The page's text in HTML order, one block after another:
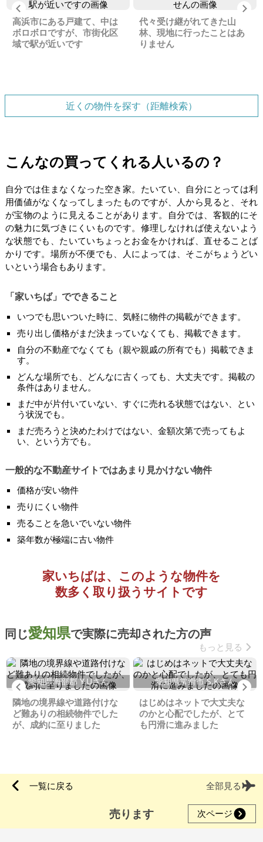
Previous
高浜市にある戸建て、中は
ボロボロですが、市街化区
域で駅が近いです
代々受け継がれてきた山
林、現地に行ったことはあ
りません
近くの物件を探す（距離検索）
こんなの買ってくれる人いるの？
自分では住まなくなった空き家。たいてい、自分にとっては利
用価値がなくなってしまったものですが、人から見ると、それ
が宝物のように見えることがあります。自分では、客観的にそ
の魅力に気づきにくいものです。修理しなければ使えないよう
な状態でも、たいていちょっとお金をかければ、直せることば
かりです。場所が不便でも、人によっては、そこがちょうどい
いという場合もあります。
「家いちば」でできること
いつでも思いついた時に、気軽に物件の掲載ができます。
売り出し価格がまだ決まっていなくても、掲載できます。
自分の不動産でなくても（親や親戚の所有でも）掲載できま
す。
どんな場所でも、どんなに古くっても、大丈夫です。掲載の
条件はありません。
まだ中が片付いていない、すぐに売れる状態ではない、とい
う状況でも。
まだ売ろうと決めたわけではない、金額次第で売ってもよ
い、という方でも。
一般的な不動産サイトではあまり見かけない物件
価格が安い物件
売りにくい物件
売ることを急いでいない物件
築年数が極端に古い物件
家いちばは、このような物件を
数多く取り扱うサイトです
同じ愛知県で実際に売却された方の声
もっと見る
Previous
愛知県海部郡 Y.Uさん
隣地の境界線や道路付けな
ど難ありの相続物件でした
が、成約に至りました
愛知県常滑市 S.Kさん
はじめはネットで大丈夫な
のかと心配でしたが、とて
も円滑に進みました
一覧に戻る 全部見る
売ります 次ページ